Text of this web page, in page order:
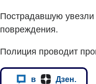
Пострадавшую увезли
повреждения.
Полиция проводит
в Дзен.